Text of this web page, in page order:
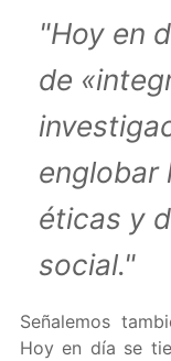
"Hoy en
de
englobar
éticas y
social."
Señalemos
Hoy en día se